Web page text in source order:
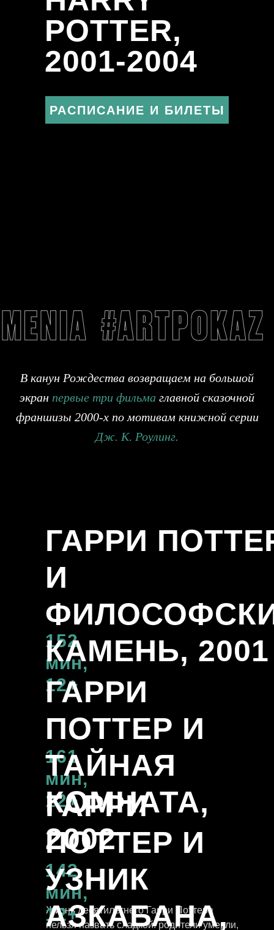
POTTER,
2001-2004
РАСПИСАНИЕ И БИЛЕТЫ
В канун Рождества возвращаем на большой
экран первые три фильма главной сказочной
франшизы 2000-х по мотивам книжной серии
Дж. К. Роулинг.
152
мин,
12+
ГАРРИ
И
КАМЕНЬ, 2001
Жизнь десятилетнего Гарри Поттера
нельзя назвать сладкой: родители умерли,
161
мин,
12+
ГАРРИ
ПОТТЕР И
ТАЙНАЯ
КОМНАТА,
2002
142
мин,
12+
ГАРРИ
ПОТТЕР И
УЗНИК
АЗКАБАНА,